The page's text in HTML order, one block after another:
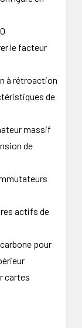
le facteur
à rétroaction
de
massif
de
actifs de
pour
cartes